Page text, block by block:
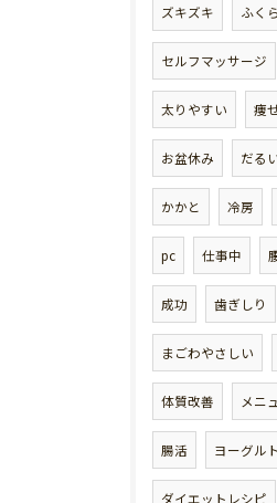
ズキズキ ふく
セルフマッサージ
太りやすい 痩
お盆休み だる
かかと 冷房
pc 仕事中
成功 歯ぎしり
まごわやさしい
体質改善 メニ
腸活 ヨーグルト
ダイエットレシピ